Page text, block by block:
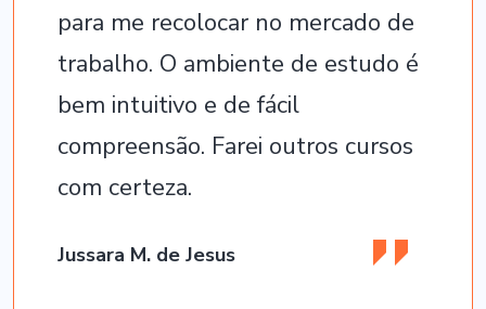
para me recolocar no mercado de
trabalho. O ambiente de estudo é
bem intuitivo e de fácil
compreensão. Farei outros cursos
com certeza.
Jussara M. de Jesus